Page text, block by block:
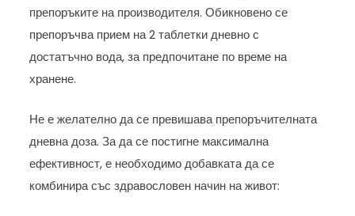
препоръките на производителя. Обикновено се
препоръчва прием на 2 таблетки дневно с
достатъчно вода, за предпочитане по време на
хранене.
Не е желателно да се превишава препоръчителната
дневна доза. За да се постигне максимална
ефективност, е необходимо добавката да се
комбинира със здравословен начин на живот: